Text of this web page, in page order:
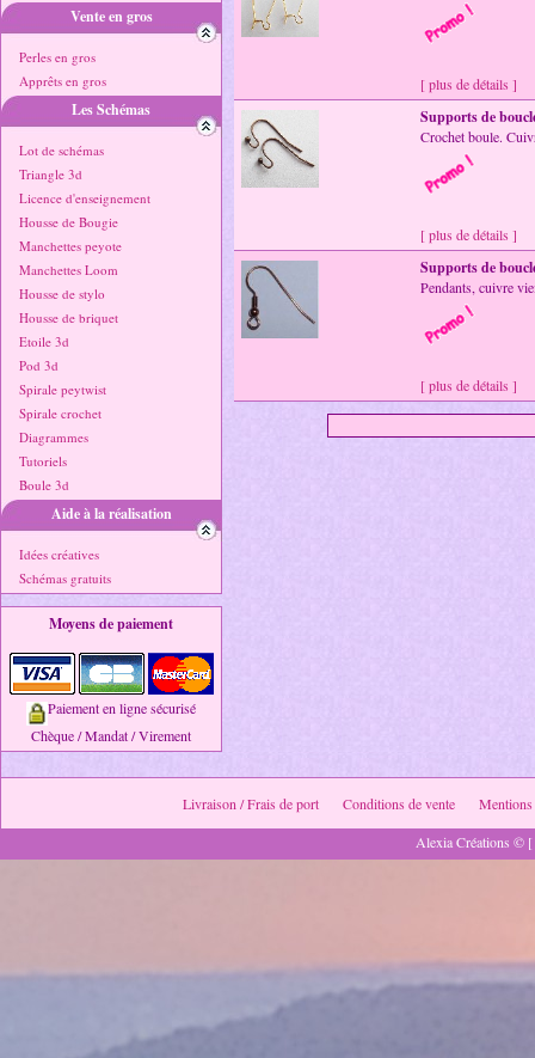
Vente en gros
Perles en gros
Apprêts en gros
Les Schémas
Lot de schémas
Triangle 3d
Licence d'enseignement
Housse de Bougie
Manchettes peyote
Manchettes Loom
Housse de stylo
Housse de briquet
Etoile 3d
Pod 3d
Spirale peytwist
Spirale crochet
Diagrammes
Tutoriels
Boule 3d
Aide à la réalisation
Idées créatives
Schémas gratuits
Moyens de paiement
Paiement en ligne sécurisé
Chèque / Mandat / Virement
[ plus de détails ]
Supports de
Crochet boule.
[ plus de détails ]
Supports de
Pendants, cuivre
[ plus de détails ]
Livraison / Frais de port Conditions de vente
Mentions
Alexia Créations ©